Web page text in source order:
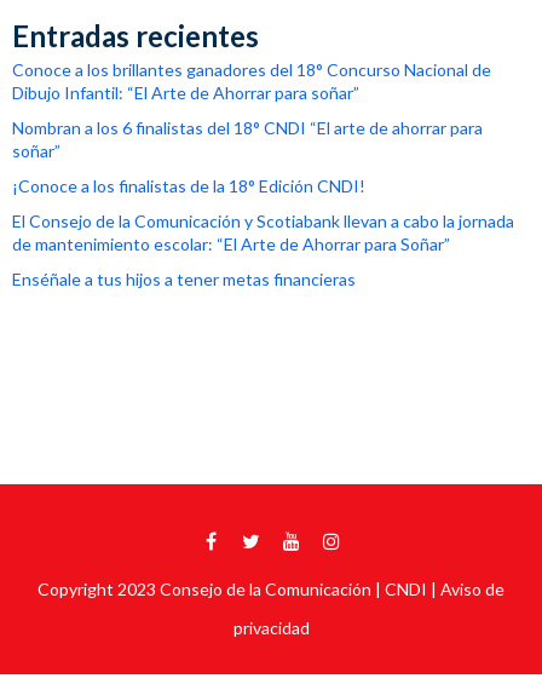
Entradas recientes
Conoce a los brillantes ganadores del 18° Concurso Nacional de
Dibujo Infantil: “El Arte de Ahorrar para soñar”
Nombran a los 6 finalistas del 18° CNDI “El arte de ahorrar para
soñar”
¡Conoce a los finalistas de la 18° Edición CNDI!
El Consejo de la Comunicación y Scotiabank llevan a cabo la jornada
de mantenimiento escolar: “El Arte de Ahorrar para Soñar”
Enséñale a tus hijos a tener metas financieras
Copyright 2023 Consejo de la Comunicación | CNDI | Aviso de
privacidad